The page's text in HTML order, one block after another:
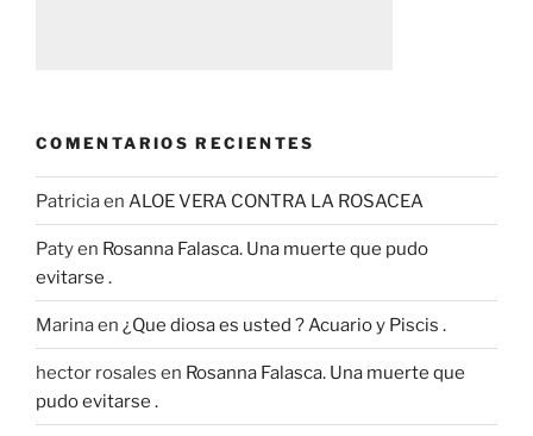
COMENTARIOS RECIENTES
Patriciaen ALOE VERA CONTRA LA ROSACEA
Patyen Rosanna Falasca. Una muerte que pudo
evitarse .
Marinaen ¿Que diosa es usted ? Acuario y Piscis .
hector rosales en Rosanna Falasca. Una muerte que
pudo evitarse .